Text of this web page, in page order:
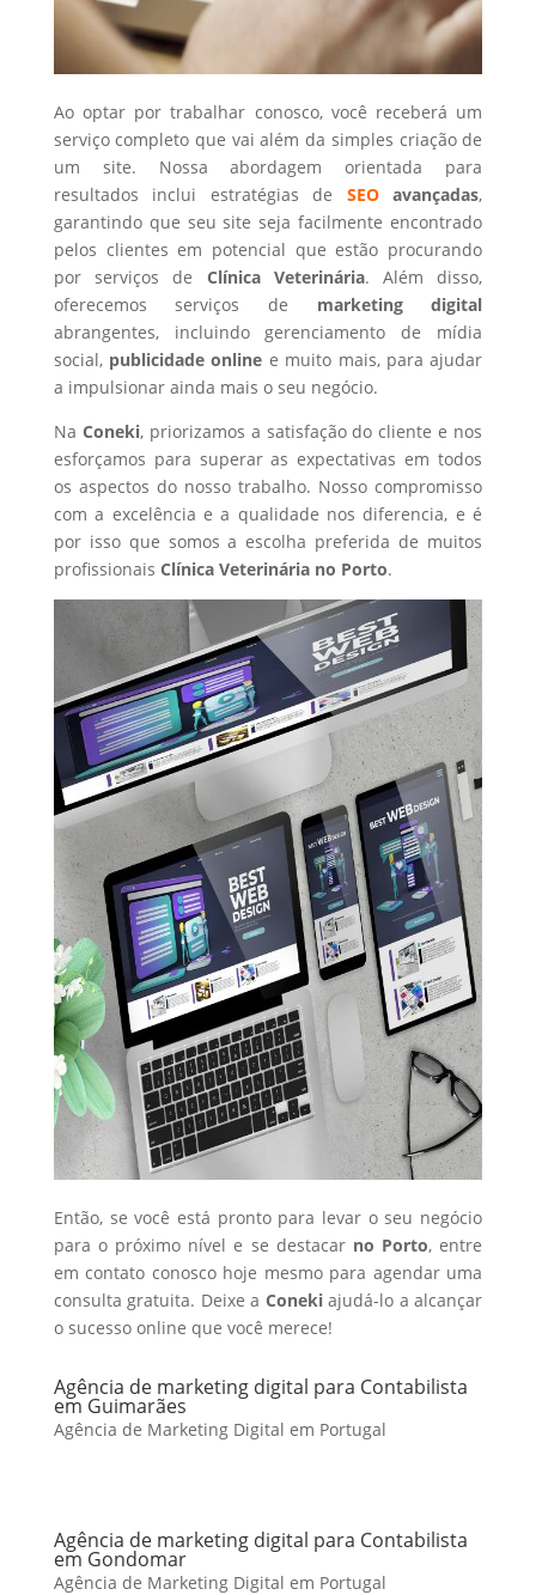
Ao optar por trabalhar conosco, você receberá um
serviço completo que vai além da simples criação de
um site. Nossa abordagem orientada para
resultados inclui estratégias de SEOavançadas,
garantindo que seu site seja facilmente encontrado
pelos clientes em potencial que estão procurando
por serviços de Clínica Veterinária. Além disso,
oferecemos serviços de marketing digital
abrangentes, incluindo gerenciamento de mídia
social, publicidade online e muito mais, para ajudar
a impulsionar ainda mais o seu negócio.
Na Coneki, priorizamos a satisfação do cliente e nos
esforçamos para superar as expectativas em todos
os aspectos do nosso trabalho. Nosso compromisso
com a excelência e a qualidade nos diferencia, e é
por isso que somos a escolha preferida de muitos
profissionais Clínica Veterináriano Porto.
Então, se você está pronto para levar o seu negócio
para o próximo nível e se destacar no Porto, entre
em contato conosco hoje mesmo para agendar uma
consulta gratuita. Deixe a Conekiajudá-lo a alcançar
o sucesso online que você merece!
Agência de marketing digital para Contabilista
em Guimarães
Agência de Marketing Digital em Portugal
Agência de marketing digital para Contabilista
em Gondomar
Agência de Marketing Digital em Portugal